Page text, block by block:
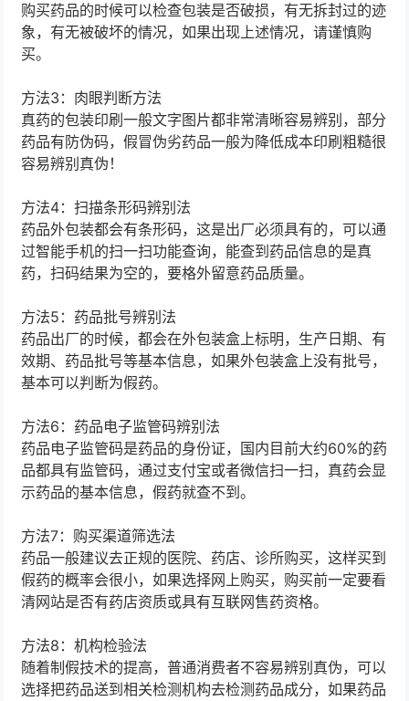
购买药品的时候可以检查包装是否破损，有无拆封过的迹
象，有无被破坏的情况，如果出现上述情况，请谨慎购
买。
方法3：肉眼判断方法
真药的包装印刷一般文字图片都非常清晰容易辨别，部分
药品有防伪码，假冒伪劣药品一般为降低成本印刷粗糙很
容易辨别真伪！
方法4：扫描条形码辨别法
药品外包装都会有条形码，这是出厂必须具有的，可以通
过智能手机的扫一扫功能查询，能查到药品信息的是真
药，扫码结果为空的，要格外留意药品质量。
方法5：药品批号辨别法
药品出厂的时候，都会在外包装盒上标明，生产日期、有
效期、药品批号等基本信息，如果外包装盒上没有批号，
基本可以判断为假药。
方法6：药品电子监管码辨别法
药品电子监管码是药品的身份证，国内目前大约60%的药
品都具有监管码，通过支付宝或者微信扫一扫，真药会显
示药品的基本信息，假药就查不到。
方法7：购买渠道筛选法
药品一般建议去正规的医院、药店、诊所购买，这样买到
假药的概率会很小，如果选择网上购买，购买前一定要看
清网站是否有药店资质或具有互联网售药资格。
方法8：机构检验法
随着制假技术的提高，普通消费者不容易辨别真伪，可以
选择把药品送到相关检测机构去检测药品成分，如果药品